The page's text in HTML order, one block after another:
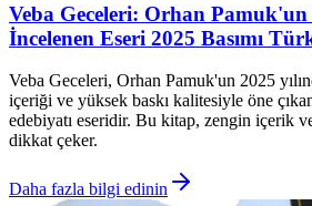
Veba Geceleri: Orhan Pamuk'un
İncelenen Eseri 2025 Basımı
Veba Geceleri, Orhan Pamuk'un 2025
içeriği ve yüksek baskı kalitesiyle öne
edebiyatı eseridir. Bu kitap, zengin içerik
dikkat çeker.
Daha fazla bilgi edinin